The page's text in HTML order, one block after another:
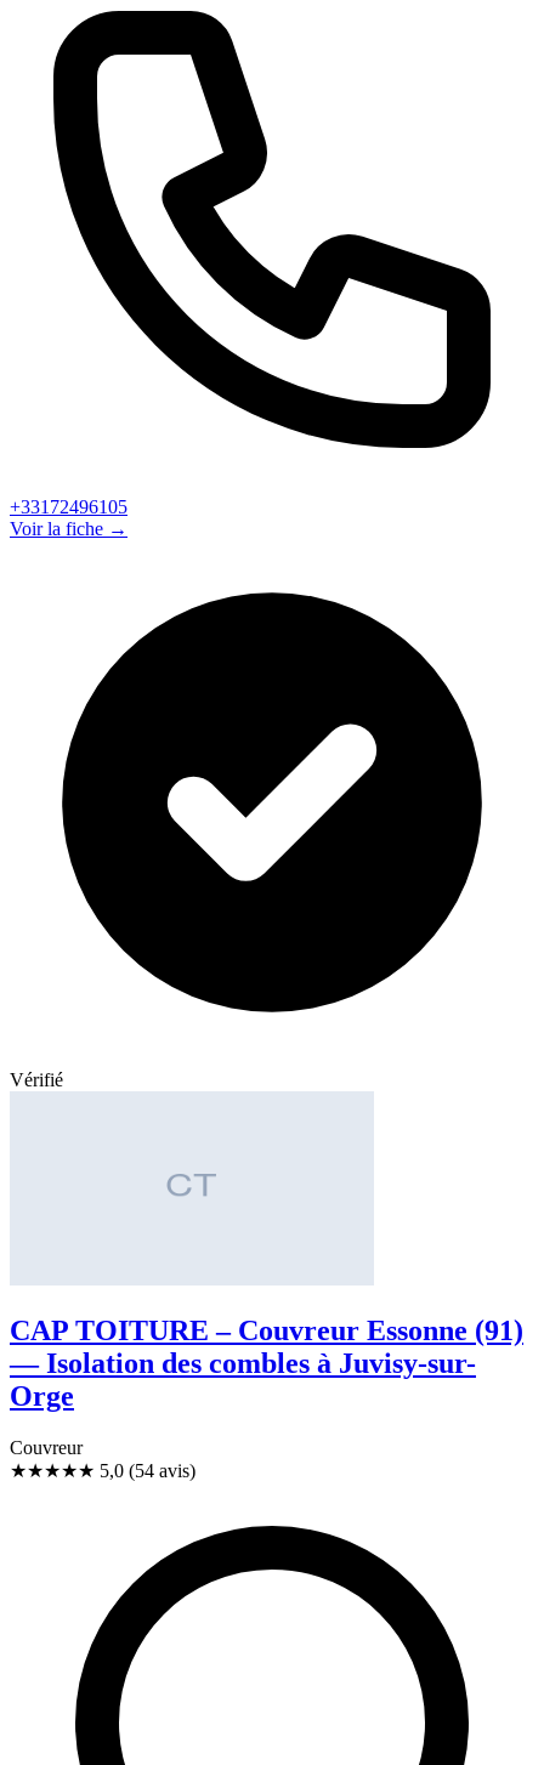
+33172496105
Voir la fiche →
Vérifié
CAP TOITURE – Couvreur Essonne (91)
— Isolation des combles à Juvisy-sur-
Orge
Couvreur
★★★★★ 5,0 (54 avis)